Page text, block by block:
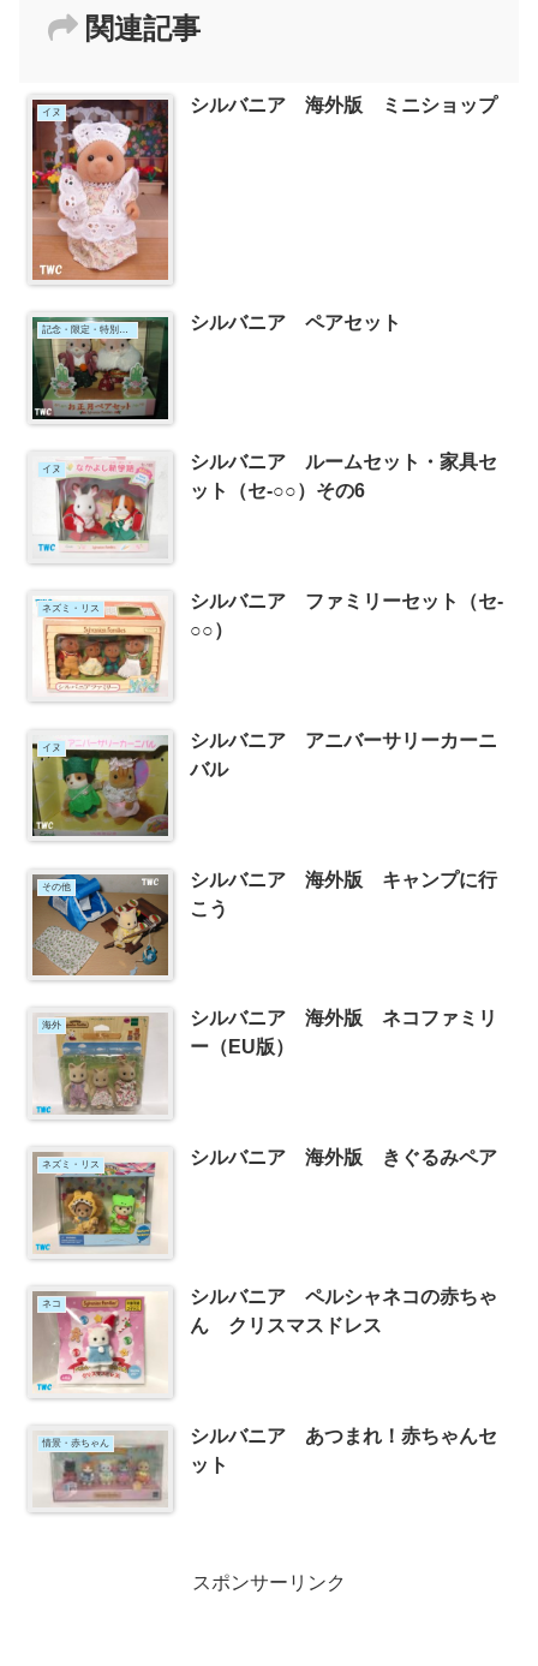
関連記事
イヌ シルバニア 海外版 ミニショップ
記念・限定・特別なセット シルバニア ペアセット
イヌ
シルバニア ルームセット・家具セ
ット（セ-○○）その6
ネズミ・リス
シルバニア ファミリーセット（セ-
○○）
イヌ
シルバニア アニバーサリーカーニ
バル
その他
シルバニア 海外版 キャンプに行
こう
海外
シルバニア 海外版 ネコファミリ
ー（EU版）
ネズミ・リス シルバニア 海外版 きぐるみペア
ネコ
シルバニア ペルシャネコの赤ちゃ
ん クリスマスドレス
情景・赤ちゃん
シルバニア あつまれ！赤ちゃんセ
ット
スポンサーリンク